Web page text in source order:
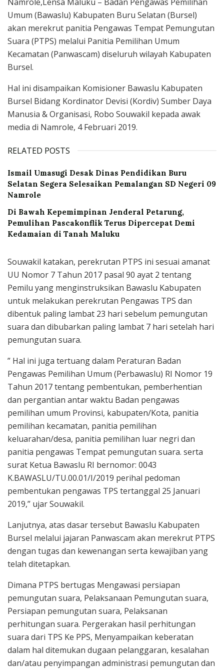
Umum (Bawaslu) Kabupaten Buru Selatan (Bursel)
akan merekrut panitia Pengawas Tempat Pemungutan
Suara (PTPS) melalui Panitia Pemilihan Umum
Kecamatan (Panwascam) diseluruh wilayah Kabupaten
Bursel.
Hal ini disampaikan Komisioner Bawaslu Kabupaten
Bursel Bidang Kordinator Devisi (Kordiv) Sumber Daya
Manusia & Organisasi, Robo Souwakil kepada awak
media di Namrole, 4 Februari 2019.
RELATED POSTS
Ismail Umasugi Desak Dinas Pendidikan Buru
Selatan Segera Selesaikan Pemalangan SD Negeri 09
Namrole
Di Bawah Kepemimpinan Jenderal Petarung,
Pemulihan Pascakonflik Terus Dipercepat Demi
Kedamaian di Tanah Maluku
Souwakil katakan, perekrutan PTPS ini sesuai amanat
UU Nomor 7 Tahun 2017 pasal 90 ayat 2 tentang
Pemilu yang menginstruksikan Bawaslu Kabupaten
untuk melakukan perekrutan Pengawas TPS dan
dibentuk paling lambat 23 hari sebelum pemungutan
suara dan dibubarkan paling lambat 7 hari setelah hari
pemungutan suara.
” Hal ini juga tertuang dalam Peraturan Badan
Pengawas Pemilihan Umum (Perbawaslu) RI Nomor 19
Tahun 2017 tentang pembentukan, pemberhentian
dan pergantian antar waktu Badan pengawas
pemilihan umum Provinsi, kabupaten/Kota, panitia
pemilihan kecamatan, panitia pemilihan
keluarahan/desa, panitia pemilihan luar negri dan
panitia pengawas Tempat pemungutan suara. serta
surat Ketua Bawaslu RI bernomor: 0043
K.BAWASLU/TU.00.01/I/2019 perihal pedoman
pembentukan pengawas TPS tertanggal 25 Januari
2019,” ujar Souwakil.
Lanjutnya, atas dasar tersebut Bawaslu Kabupaten
Bursel melalui jajaran Panwascam akan merekrut PTPS
dengan tugas dan kewenangan serta kewajiban yang
telah ditetapkan.
Dimana PTPS bertugas Mengawasi persiapan
pemungutan suara, Pelaksanaan Pemungutan suara,
Persiapan pemungutan suara, Pelaksanan
perhitungan suara. Pergerakan hasil perhitungan
suara dari TPS Ke PPS, Menyampaikan keberatan
dalam hal ditemukan dugaan pelanggaran, kesalahan
dan/atau penyimpangan administrasi pemungutan dan